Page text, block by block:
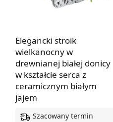
Elegancki stroik
wielkanocny w
drewnianej białej donicy
w kształcie serca z
ceramicznym białym
jajem
Szacowany termin